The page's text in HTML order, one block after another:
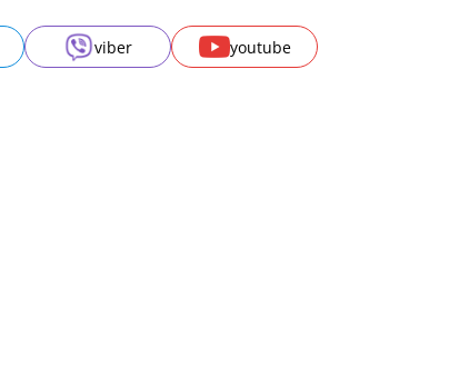
viber youtube